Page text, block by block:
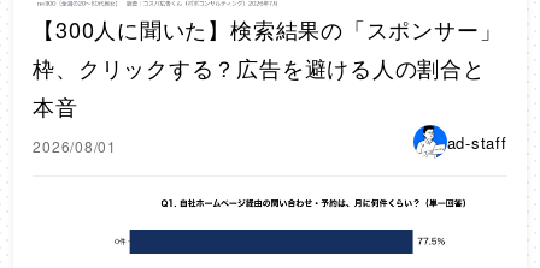
【300人に聞いた】検索結果の「スポンサー」
枠、クリックする？広告を避ける人の割合と
本音
2026/08/01 ad-staff